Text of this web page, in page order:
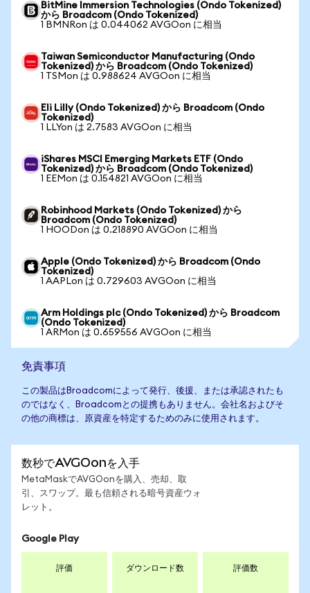
BitMine Immersion Technologies (Ondo Tokenized)
から Broadcom (Ondo Tokenized)
1 BMNRon は 0.044062 AVGOon に相当
Taiwan Semiconductor Manufacturing (Ondo
Tokenized) から Broadcom (Ondo Tokenized)
1 TSMon は 0.988624 AVGOon に相当
Eli Lilly (Ondo Tokenized) から Broadcom (Ondo
Tokenized)
1 LLYon は 2.7583 AVGOon に相当
iShares MSCI Emerging Markets ETF (Ondo
Tokenized) から Broadcom (Ondo Tokenized)
1 EEMon は 0.154821 AVGOon に相当
Robinhood Markets (Ondo Tokenized) から
Broadcom (Ondo Tokenized)
1 HOODon は 0.218890 AVGOon に相当
Apple (Ondo Tokenized) から Broadcom (Ondo
Tokenized)
1 AAPLon は 0.729603 AVGOon に相当
Arm Holdings plc (Ondo Tokenized) から Broadcom
(Ondo Tokenized)
1 ARMon は 0.659556 AVGOon に相当
免責事項
この製品はBroadcomによって発行、後援、または承認されたも
のではなく、Broadcomとの提携もありません。会社名およびそ
の他の商標は、原資産を特定するためのみに使用されます。
数秒でAVGOonを入手
MetaMaskでAVGOonを購入、売却、取
引、スワップ。最も信頼される暗号資産ウォ
レット。
Google Play
評価 ダウンロード数 評価数